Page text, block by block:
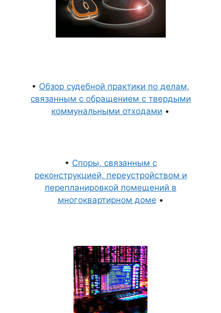
• Обзор судебной практики по делам,
связанным с обращением с твердыми
коммунальными отходами •
• Споры, связанным с
реконструкцией, переустройством и
перепланировкой помещений в
многоквартирном доме •